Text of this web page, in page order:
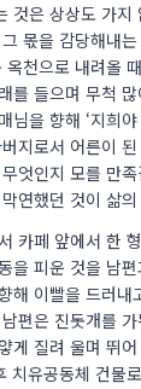
것은 상상도 가
몫을 감당해내
옥천으로 내려올
를 들으며 무척
님을 향해 ‘지희
지로서 어른이
엇인지 모를 만
연했던 것이 삶
카페 앞에서 한
을 피운 것을 남
해 이빨을 드러
편은 진돗개를
게 질려 울며 뛰
치유공동체 건물